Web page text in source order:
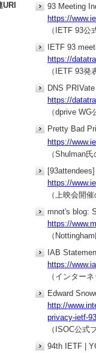
URI
93 Meeting
https://
（IETF 93公
IETF 93
https://
（IETF 93発
DNS
https://
（dprive
Pretty Bad
https://
（Shulman
https://
（上映会開
mnot's blog:
https://
（
IAB
https://
（インター
Edward
http://
privacy-ietf-93
（ISOC公式
94th IETF |